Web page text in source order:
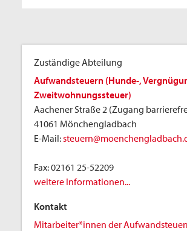
Zuständige Abteilung
Aufwandsteuern (Hunde-,
Zweitwohnungssteuer)
Aachener Straße 2 (Zugang
41061 Mönchengladbach
E-Mail:
Fax:02161 25-52209
weitere Informationen...
Kontakt
Mitarbeiter*innen der